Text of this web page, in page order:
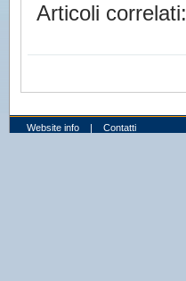
Articoli correlati:
Website info | Contatti